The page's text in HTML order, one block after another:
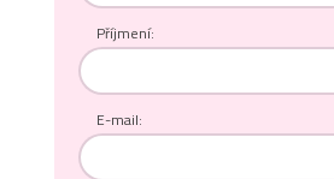
Příjmení:
E-mail: